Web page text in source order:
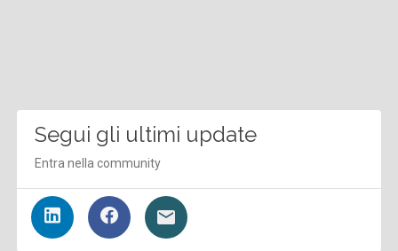
Segui gli ultimi update
Entra nella community